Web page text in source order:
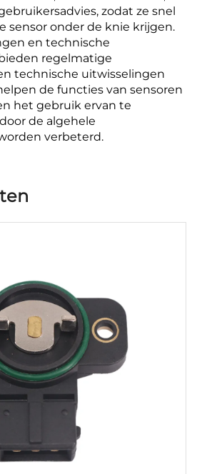
zodat ze snel
sensor onder de knie krijgen.
en technische
regelmatige
technische uitwisselingen
de functies van sensoren
het gebruik ervan te
de algehele
verbeterd.